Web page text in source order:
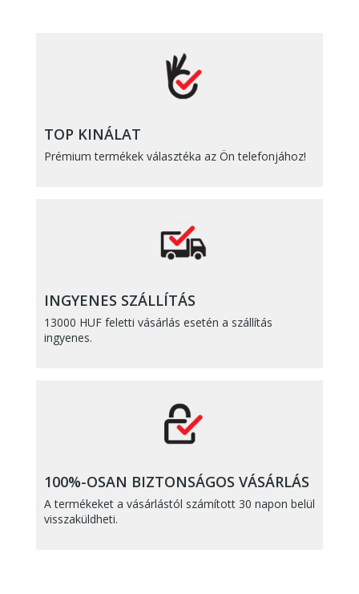
TOP KINÁLAT
Prémium termékek választéka az Ön telefonjához!
INGYENES SZÁLLÍTÁS
13000 HUF feletti vásárlás esetén a szállítás
ingyenes.
100%-OSAN BIZTONSÁGOS VÁSÁRLÁS
A termékeket a vásárlástól számított 30 napon belül
visszaküldheti.